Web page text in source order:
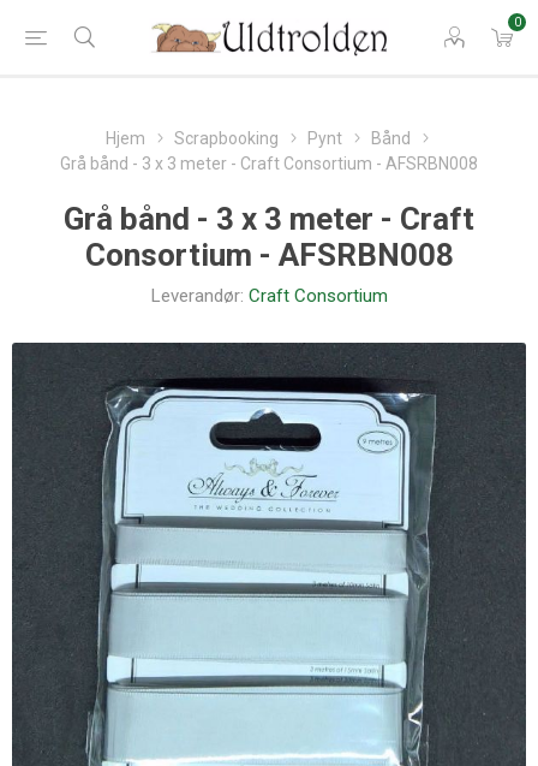
0
Hjem Scrapbooking Pynt
Bånd
Grå bånd - 3 x 3 meter - Craft Consortium - AFSRBN008
Grå bånd - 3 x 3 meter - Craft
Consortium - AFSRBN008
Leverandør: Craft Consortium